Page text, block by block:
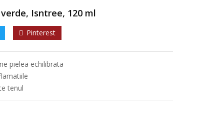
Isntree, 120 ml
Pinterest
pielea echilibrata
tenul